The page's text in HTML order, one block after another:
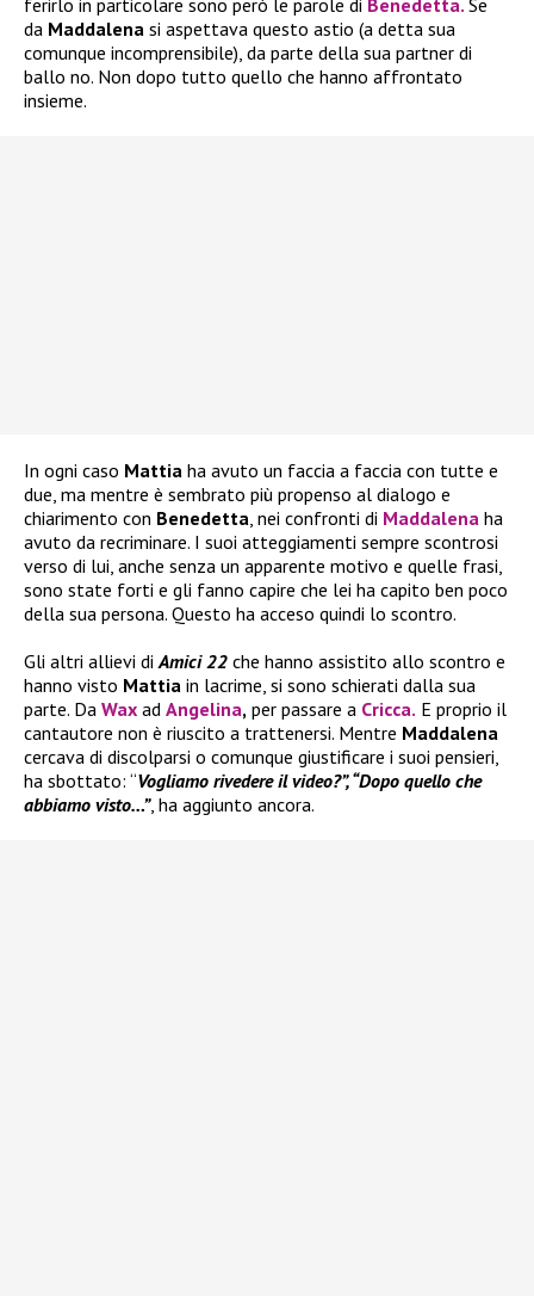
ferirlo in particolare sono però le parole di Benedetta. Se
da Maddalena si aspettava questo astio (a detta sua
comunque incomprensibile), da parte della sua partner di
ballo no. Non dopo tutto quello che hanno affrontato
insieme.
In ogni caso Mattia ha avuto un faccia a faccia con tutte e
due, ma mentre è sembrato più propenso al dialogo e
chiarimento con Benedetta, nei confronti di Maddalena ha
avuto da recriminare. I suoi atteggiamenti sempre scontrosi
verso di lui, anche senza un apparente motivo e quelle frasi,
sono state forti e gli fanno capire che lei ha capito ben poco
della sua persona. Questo ha acceso quindi lo scontro.
Gli altri allievi diAmici 22 che hanno assistito allo scontro e
hanno visto Mattia in lacrime, si sono schierati dalla sua
parte. Da Wax ad Angelina, per passare a Cricca. E proprio il
cantautore non è riuscito a trattenersi. Mentre Maddalena
cercava di discolparsi o comunque giustificare i suoi pensieri,
ha sbottato: “Vogliamo rivedere il video?”, “Dopo quello che
abbiamo visto…”, ha aggiunto ancora.